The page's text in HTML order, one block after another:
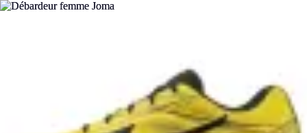
Tout sur le Padel